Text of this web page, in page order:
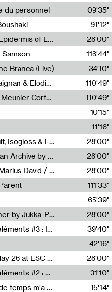
du personnel
09'35"
91'12"
Radia Show #1112 : The Sonic Epidermis of Lake Léman by Paul Courlet / Guest Slot
28'00"
Samson
116'44"
Branca (Live)
34'10"
Écouter sans les yeux : Liza Maignan & Elodie Lecat
110'49"
Écouter sans les yeux : Esther Meunier Corfdyr
110'49"
10'15"
11'16"
Radia Show #1111 : Schisma Gulf, Isogloss & Lament For The Old Clock By Harvey Young / Resonance
28'00"
Radia Show #1110 : Freeze, Asian Archive by Avita Maheen / Radio Worm
28'00"
Radia Show #1109 : Funfair by Marius David / JET FM
28'00"
111'33"
Sarah Tritz,Elene Lapiashivili,Justin Marconnet,Mateo Cuche,Esther Lechevalier,Suzie Lecroart,Romance Castelet
65'39"
Radia Show #1108 : as or another by Jukka-Pekka Kervinen / Rádio Zero
28'00"
Sous le paysage - Habiter les éléments #3 : Interprétations, rituels et symboliques des éléments
39'40"
42'16"
Radia Show #1107 : Art's Birthday 26 at ESC - Medien Kunst Labor
28'00"
Sous le paysage - Habiter les éléments #2 : Vers le tournant élémentaire
31'10"
Impossible de savoir combien de temps m'a échappé
15'14"